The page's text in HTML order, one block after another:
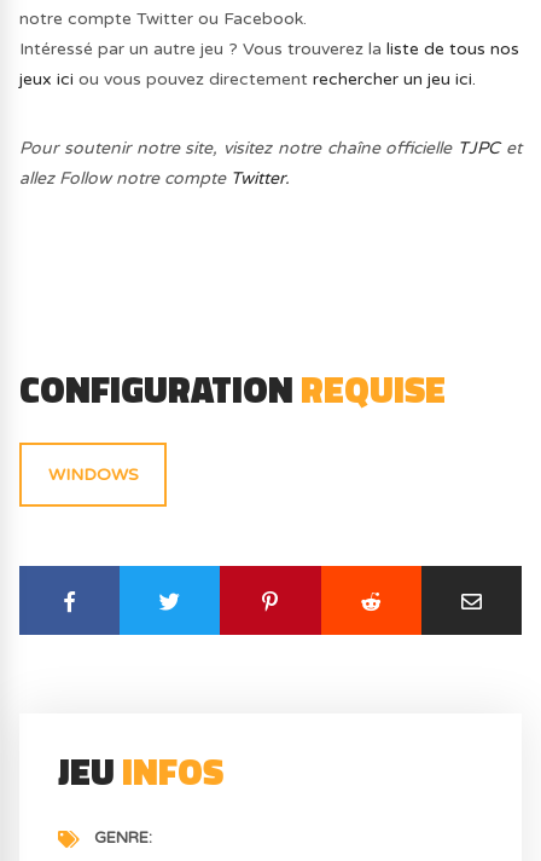
notre compte Twitter ou Facebook.
Intéressé par un autre jeu ? Vous trouverez laliste de tous nos
jeux ici ou vous pouvez directementrechercher un jeu ici.
Pour soutenir notre site, visitez notre chaîne officielle TJPCet
allez Follow notre compte Twitter.
CONFIGURATIONREQUISE
WINDOWS
JEUINFOS
GENRE